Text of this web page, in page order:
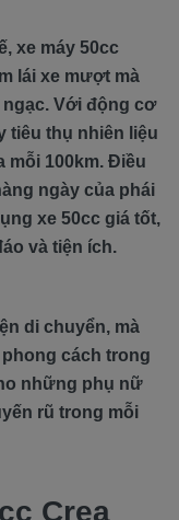
xe máy 50cc
lái xe mượt mà
Với động cơ
tiêu thụ nhiên liệu
mỗi 100km. Điều
ngày của phái
xe 50cc giá tốt,
và tiện ích.
di chuyển, mà
cách trong
những phụ nữ
rũ trong mỗi
Crea